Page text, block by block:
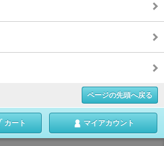
ページの先頭へ戻る
カート マイアカウント